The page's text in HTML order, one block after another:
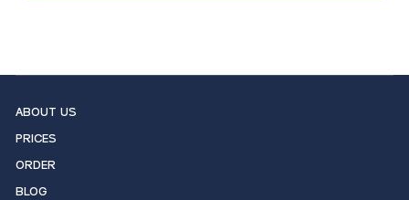
ABOUT US
PRICES
ORDER
BLOG